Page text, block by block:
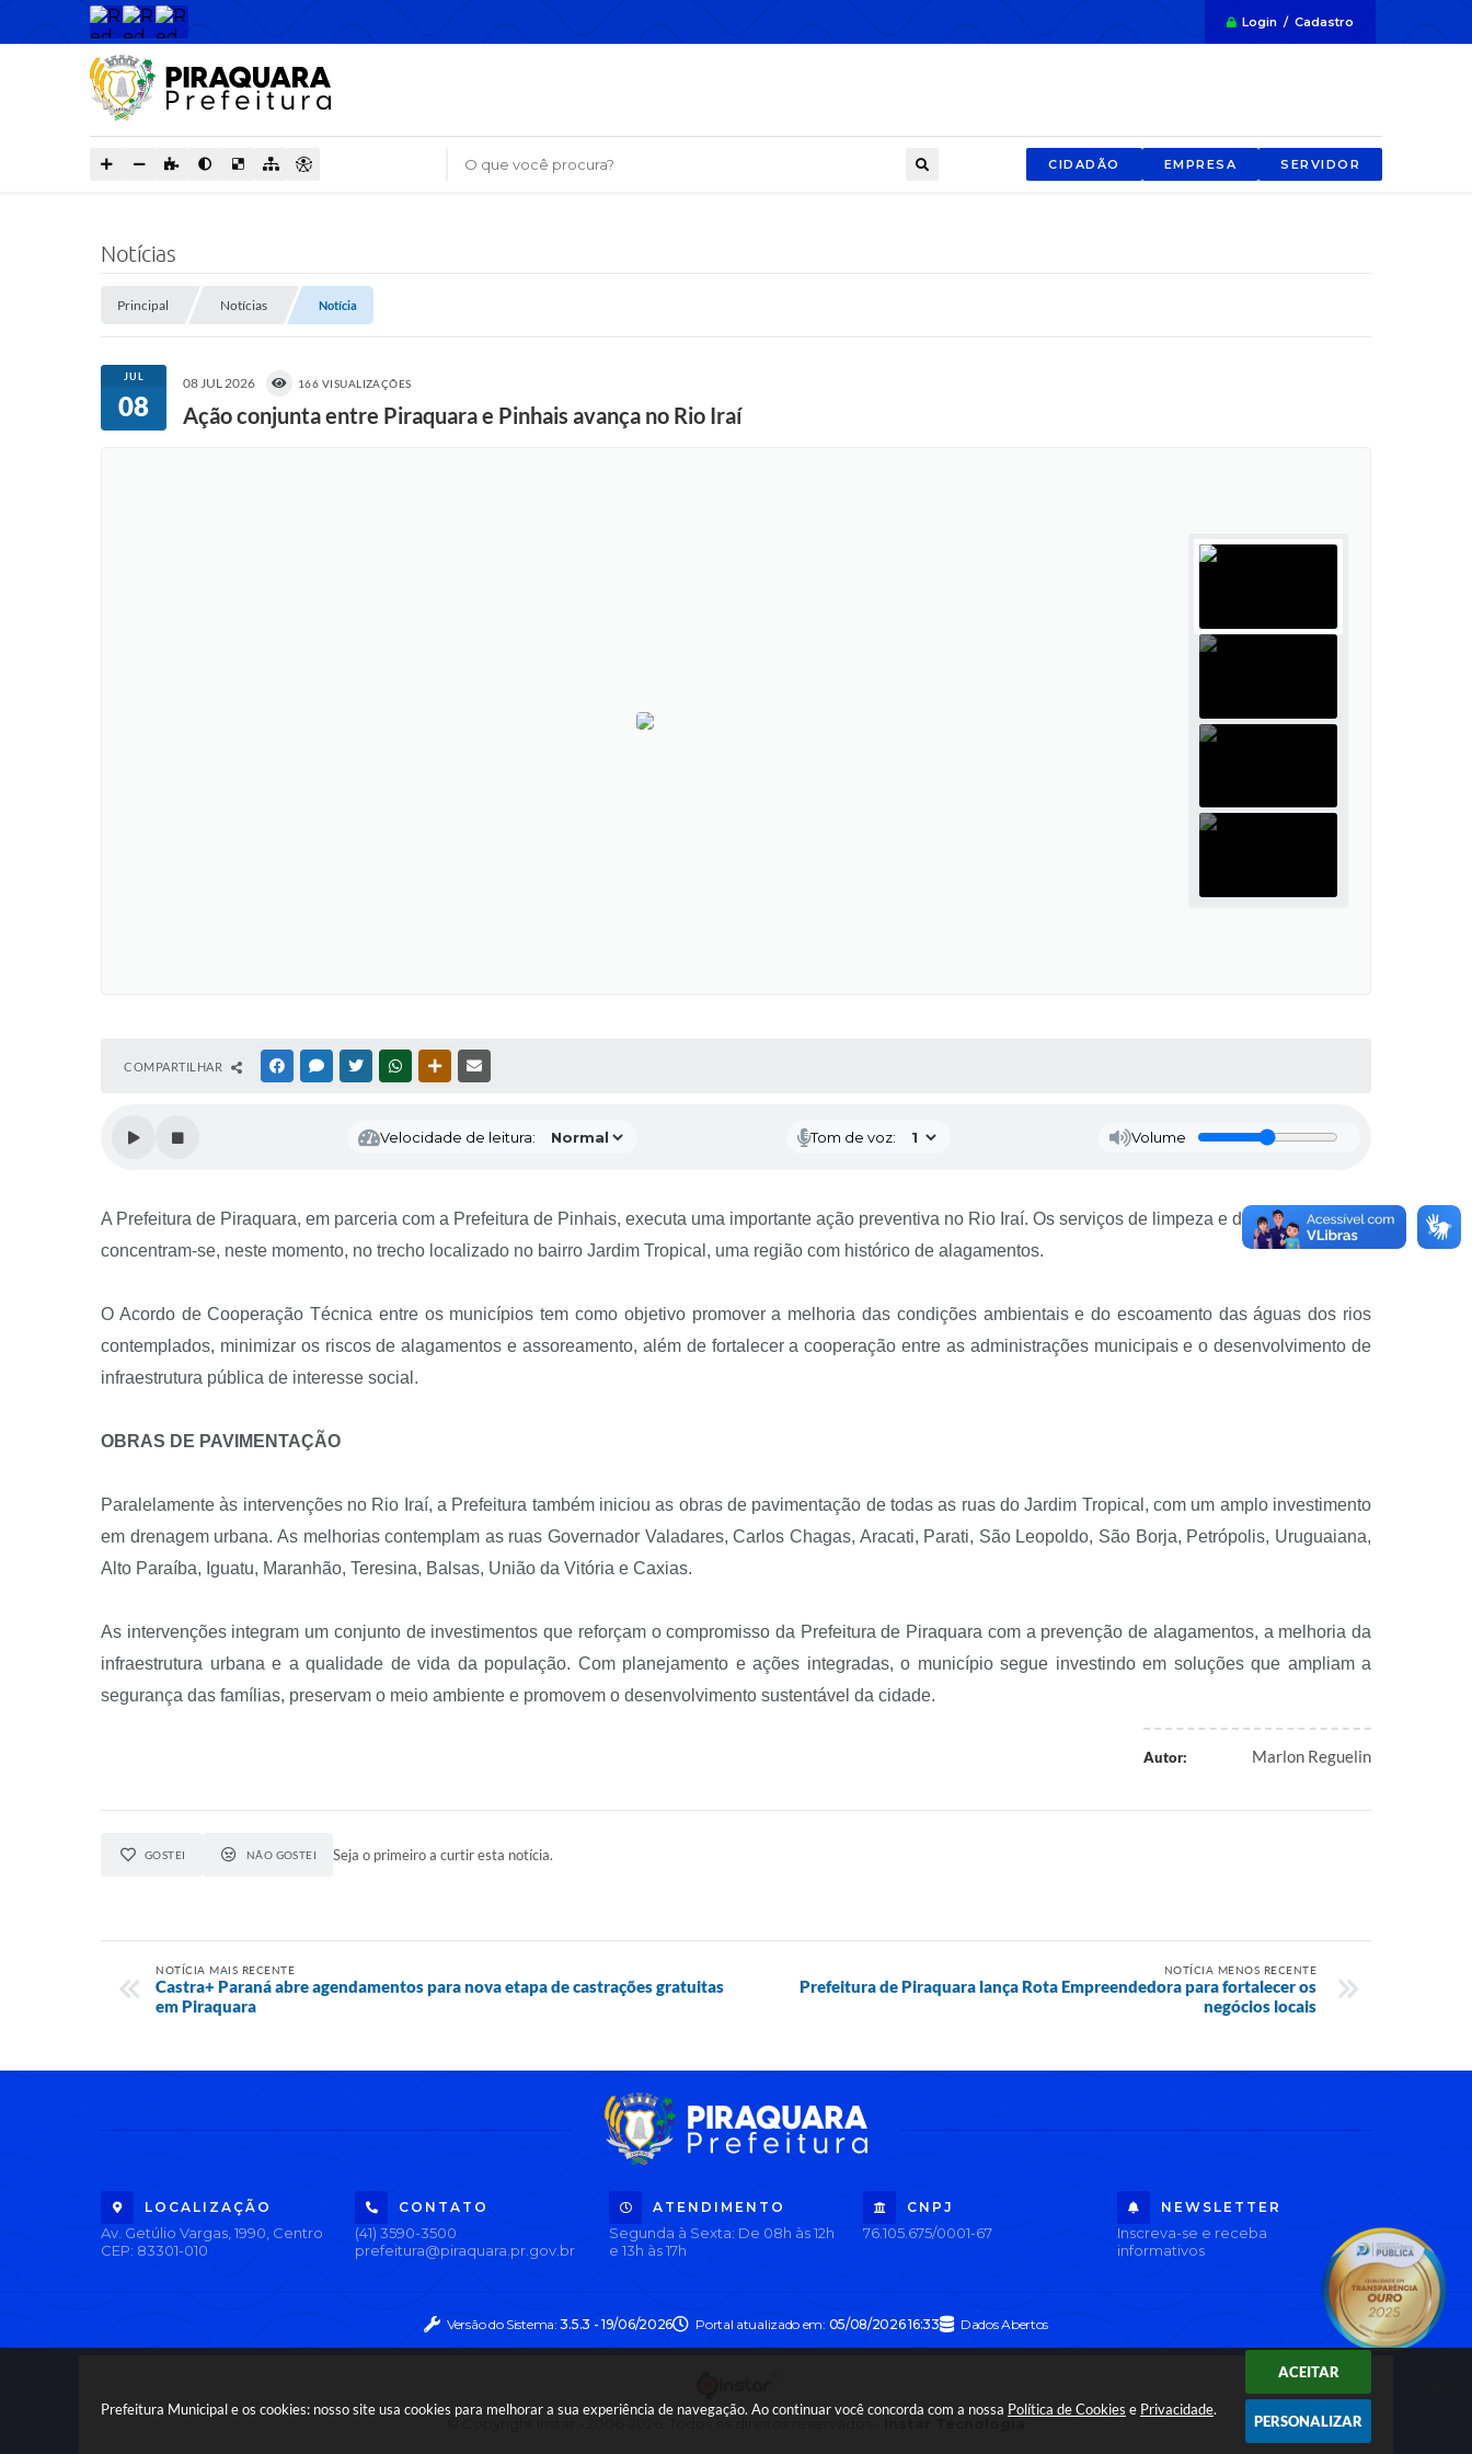
Prefeitura Municipal e os cookies: nosso site usa cookies para melhorar a sua experiência de navegação. Ao continuar você concorda com a nossa Política de Cookies e Privacidade.
ACEITAR
PERSONALIZAR
Login / Cadastro
O que você procura? CIDADÃO EMPRESA SERVIDOR
Notícias
Principal Notícias Notícia
JUL
08
08 JUL 2026 166 VISUALIZAÇÕES
Ação conjunta entre Piraquara e Pinhais avança no Rio Iraí
COMPARTILHAR FACEBOOKMESSENGER
TWITTERWHATSAPPOUTRAS MÍDIAS
Velocidade de leitura: Tom de voz: Volume
A Prefeitura de Piraquara, em parceria com a Prefeitura de Pinhais, executa uma importante ação preventiva no Rio Iraí. Os serviços de limpeza e desassoreamento
concentram-se, neste momento, no trecho localizado no bairro Jardim Tropical, uma região com histórico de alagamentos.
O Acordo de Cooperação Técnica entre os municípios tem como objetivo promover a melhoria das condições ambientais e do escoamento das águas dos rios
contemplados, minimizar os riscos de alagamentos e assoreamento, além de fortalecer a cooperação entre as administrações municipais e o desenvolvimento de
infraestrutura pública de interesse social.
OBRAS DE PAVIMENTAÇÃO
Paralelamente às intervenções no Rio Iraí, a Prefeitura também iniciou as obras de pavimentação de todas as ruas do Jardim Tropical, com um amplo investimento
em drenagem urbana. As melhorias contemplam as ruas Governador Valadares, Carlos Chagas, Aracati, Parati, São Leopoldo, São Borja, Petrópolis, Uruguaiana,
Alto Paraíba, Iguatu, Maranhão, Teresina, Balsas, União da Vitória e Caxias.
As intervenções integram um conjunto de investimentos que reforçam o compromisso da Prefeitura de Piraquara com a prevenção de alagamentos, a melhoria da
infraestrutura urbana e a qualidade de vida da população. Com planejamento e ações integradas, o município segue investindo em soluções que ampliam a
segurança das famílias, preservam o meio ambiente e promovem o desenvolvimento sustentável da cidade.
Autor: Marlon Reguelin
GOSTEI NÃO GOSTEI Seja o primeiro a curtir esta notícia.
NOTÍCIA MAIS RECENTE
Castra+ Paraná abre agendamentos para nova etapa de castrações gratuitas
em Piraquara
NOTÍCIA MENOS RECENTE
Prefeitura de Piraquara lança Rota Empreendedora para fortalecer os
negócios locais
LOCALIZAÇÃO
Av. Getúlio Vargas, 1990, Centro
CEP: 83301-010
CONTATO
(41) 3590-3500
prefeitura@piraquara.pr.gov.br
ATENDIMENTO
Segunda à Sexta: De 08h às 12h
e 13h às 17h
CNPJ
76.105.675/0001-67
NEWSLETTER
Inscreva-se e receba
informativos
Versão do Sistema:3.5.3 - 19/06/2026 Portal atualizado em: 05/08/2026 16:33 Dados Abertos